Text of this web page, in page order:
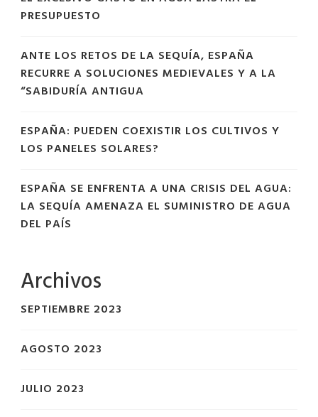
PRESUPUESTO
ANTE LOS RETOS DE LA SEQUÍA, ESPAÑA
RECURRE A SOLUCIONES MEDIEVALES Y A LA
“SABIDURÍA ANTIGUA
ESPAÑA: PUEDEN COEXISTIR LOS CULTIVOS Y
LOS PANELES SOLARES?
ESPAÑA SE ENFRENTA A UNA CRISIS DEL AGUA:
LA SEQUÍA AMENAZA EL SUMINISTRO DE AGUA
DEL PAÍS
Archivos
SEPTIEMBRE 2023
AGOSTO 2023
JULIO 2023